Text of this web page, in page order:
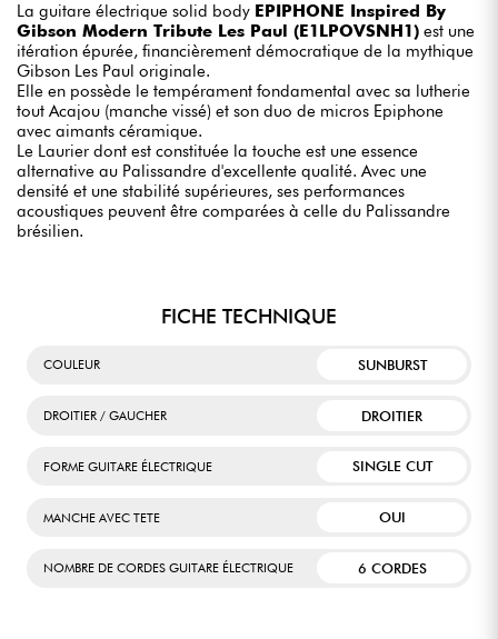
La guitare électrique solid body EPIPHONE Inspired By
Gibson Modern Tribute Les Paul (E1LPOVSNH1) est une
itération épurée, financièrement démocratique de la mythique
Gibson Les Paul originale.
Elle en possède le tempérament fondamental avec sa lutherie
tout Acajou (manche vissé) et son duo de micros Epiphone
avec aimants céramique.
Le Laurier dont est constituée la touche est une essence
alternative au Palissandre d'excellente qualité. Avec une
densité et une stabilité supérieures, ses performances
acoustiques peuvent être comparées à celle du Palissandre
brésilien.
FICHE TECHNIQUE
COULEUR SUNBURST
DROITIER / GAUCHER DROITIER
FORME GUITARE ÉLECTRIQUE SINGLE CUT
MANCHE AVEC TETE OUI
NOMBRE DE CORDES GUITARE ÉLECTRIQUE 6 CORDES